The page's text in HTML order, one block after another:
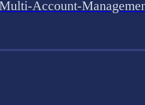
Account-